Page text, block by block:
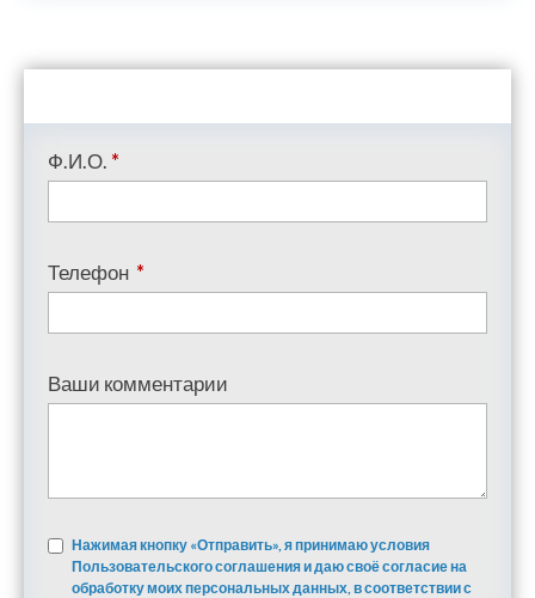
Ф.И.О. *
Телефон *
Ваши комментарии
Нажимая кнопку «Отправить», я принимаю условия
Пользовательского соглашения и даю своё согласие на
обработку моих персональных данных, в соответствии с